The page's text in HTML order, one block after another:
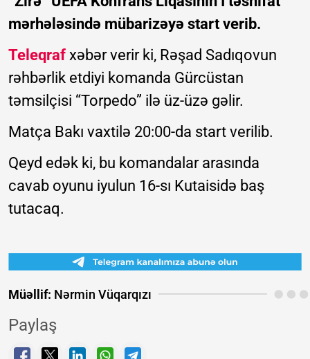
mərhələsində mübarizəyə start verib.
Teleqraf xəbər verir ki, Rəşad Sadıqovun
rəhbərlik etdiyi komanda Gürcüstan
təmsilçisi “Torpedo” ilə üz-üzə gəlir.
Matça Bakı vaxtilə 20:00-da start verilib.
Qeyd edək ki, bu komandalar arasında
cavab oyunu iyulun 16-sı Kutaisidə baş
tutacaq.
Müəllif: Nərmin Vüqarqızı
Paylaş